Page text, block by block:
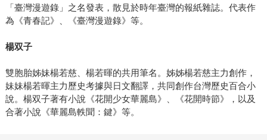
「臺灣漫遊錄」之名發表，散見於時年臺灣的報紙雜誌。代表作
為《青春記》、《臺灣漫遊錄》等。
楊双子
雙胞胎姊妹楊若慈、楊若暉的共用筆名。姊姊楊若慈主力創作，
妹妹楊若暉主力歷史考據與日文翻譯，共同創作台灣歷史百合小
說。楊双子著有小說《花開少女華麗島》、《花開時節》，以及
合著小說《華麗島軼聞：鍵》等。